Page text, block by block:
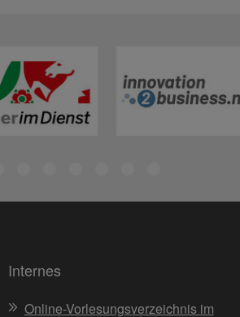
Internes
Online-Vorlesungsverzeichnis im